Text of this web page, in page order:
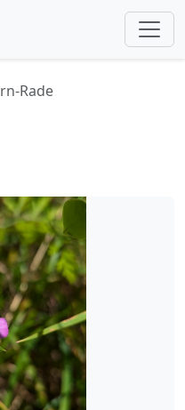
Rade